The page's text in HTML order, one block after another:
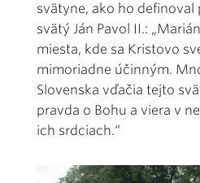
svätyne, ako ho definoval
svätý Ján Pavol II.:
miesta, kde sa Kristovo
mimoriadne účinným.
Slovenska vďačia tejto
pravda o Bohu a viera v
ich srdciach.“